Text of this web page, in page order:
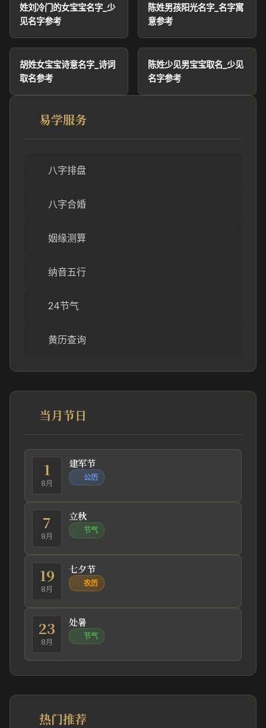
姓刘冷门的女宝宝名字_少
见名字参考
陈姓男孩阳光名字_名字寓
意参考
胡姓女宝宝诗意名字_诗词
取名参考
陈姓少见男宝宝取名_少见
名字参考
易学服务
八字排盘
八字合婚
姻缘测算
纳音五行
24节气
黄历查询
当月节日
1
8月
建军节
公历
7
8月
立秋
节气
19
8月
七夕节
农历
23
8月
处暑
节气
热门推荐